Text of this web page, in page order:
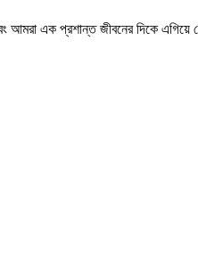
আমরা এক প্রশান্ত জীবনের দিকে